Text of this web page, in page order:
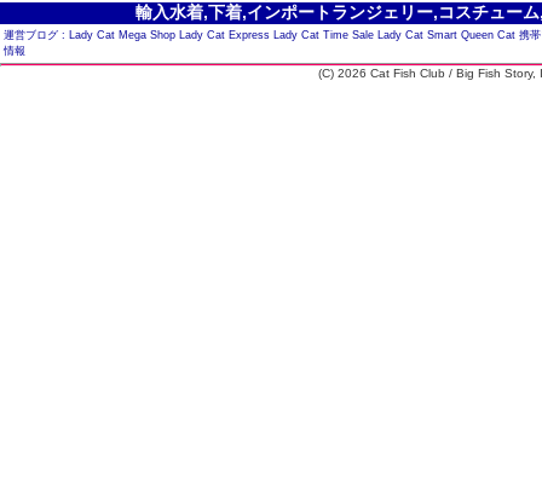
輸入水着,下着,インポートランジェリー,コスチュー
運営ブログ : Lady Cat Mega Shop Lady Cat Express Lady Cat Time Sale Lady Cat Smart Queen Cat 携
情報
(C) 2026 Cat Fish Club / Big Fish Story,